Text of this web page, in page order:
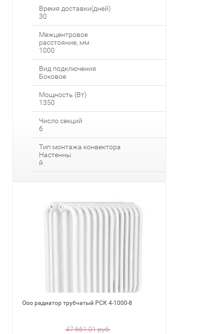
Время доставки(дней)
30
Межцентровое
расстояние, мм
1000
Вид подключения
Боковое
Мощность (Вт)
1350
Число секций
6
Тип монтажа конвектора
Настенны
й
Ооо радиатор трубчатый РСК 4-1000-8
47 661.01руб.